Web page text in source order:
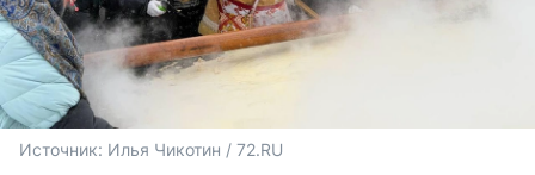
Источник: Илья Чикотин / 72.RU